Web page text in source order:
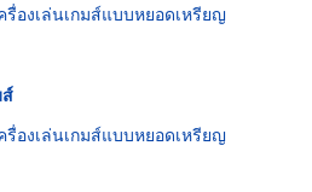
รื่องเล่นเกมส์แบบหยอดเหรียญ
รื่องเล่นเกมส์แบบหยอดเหรียญ